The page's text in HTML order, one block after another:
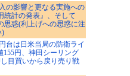
の影響と更なる実施への
統計の発表』、そして
思惑(利上げへの思惑に注
)
台は日米当局の防衛ライ
155円、神田シーリング
目買いから戻り売り戦